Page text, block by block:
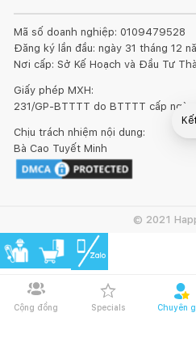
Cộng đồng Specials Chuyên
Mã số doanh nghiệp: 0109479528
Đăng ký lần đầu: ngày 31 tháng 12
Nơi cấp: Sở Kế Hoạch và Đầu Tư
Giấy phép MXH:
231/GP-BTTTT do BTTTT cấp ngày
Chịu trách nhiệm nội dung:
Bà Cao Tuyết Minh
© 2021